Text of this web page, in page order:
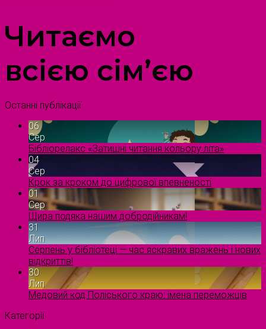
Читаємо
всією сім’єю
Останні публікації
06
Сер
Бібліорелакс «Затишні читання кольору літа»
04
Сер
Крок за кроком до цифрової впевненості
01
Сер
Щира подяка нашим добродійникам!
31
Лип
Серпень у бібліотеці — час яскравих вражень і нових
відкриттів!
30
Лип
Медовий код Поліського краю: імена переможців
Категорії